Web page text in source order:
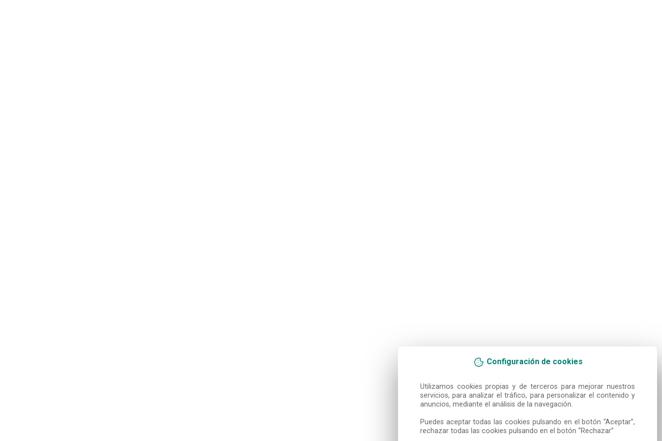
Configuración de cookies
Utilizamos cookies propias y de terceros para mejorar nuestros
servicios, para analizar el tráfico, para personalizar el contenido y
anuncios, mediante el análisis de la navegación.
Puedes aceptar todas las cookies pulsando en el botón “Aceptar”,
rechazar todas las cookies pulsando en el botón “Rechazar”